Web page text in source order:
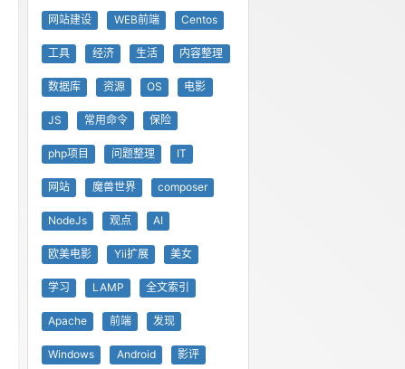
网站建设 WEB前端 Centos
工具 经济 生活 内容整理
数据库 资源 OS 电影
JS 常用命令 保险
php项目 问题整理 IT
网站 魔兽世界 composer
NodeJs 观点 AI
欧美电影 Yii扩展 美女
学习 LAMP 全文索引
Apache 前端 发现
Windows Android 影评